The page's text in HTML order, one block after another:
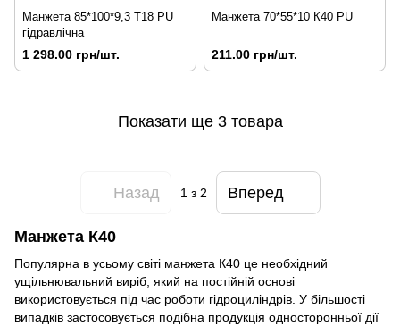
Манжета 85*100*9,3 Т18 PU
гідравлічна
1 298.00 грн/шт.
Манжета 70*55*10 К40 PU
211.00 грн/шт.
Показати ще 3 товара
Назад 1з 2 Вперед
Манжета К40
Популярна в усьому світі манжета К40 це необхідний
ущільнювальний виріб, який на постійній основі
використовується під час роботи гідроциліндрів. У більшості
випадків застосовується подібна продукція односторонньої дії